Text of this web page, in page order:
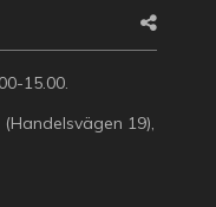
15.00.
19),